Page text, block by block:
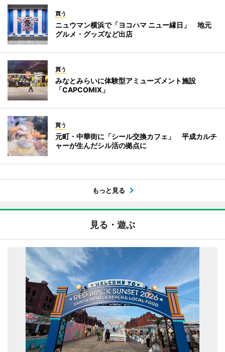
買う
ニュウマン横浜で「ヨコハマ ニュー縁日」 地元
グルメ・グッズなど出店
買う
みなとみらいに体験型アミューズメント施設
「CAPCOMIX」
買う
元町・中華街に「シール交換カフェ」 平成カルチ
ャーが生んだシル活の拠点に
もっと見る
見る・遊ぶ